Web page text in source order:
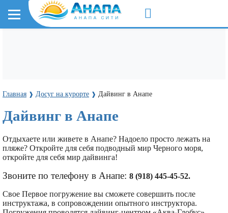
Главная ❱ Досуг на курорте ❱ Дайвинг в Анапе
Дайвинг в Анапе
Отдыхаете или живете в Анапе? Надоело просто лежать на
пляже? Откройте для себя подводный мир Черного моря,
откройте для себя мир дайвинга!
Звоните по телефону в Анапе: 8 (918) 445-45-52.
Свое Первое погружение вы сможете совершить после
инструктажа, в сопровождении опытного инструктора.